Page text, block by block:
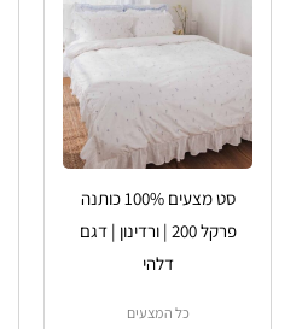
סט מצעים 100% כותנה
פרקל 200 | ורדינון | דגם
דלהי
כל המצעים
מספר
סוגים.
ניתן
לבחור
את
האפשרויות
בעמוד
המוצר